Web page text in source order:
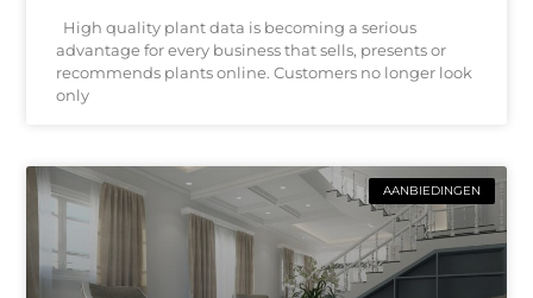
High quality plant data is becoming a serious
advantage for every business that sells, presents or
recommends plants online. Customers no longer look
only
AANBIEDINGEN